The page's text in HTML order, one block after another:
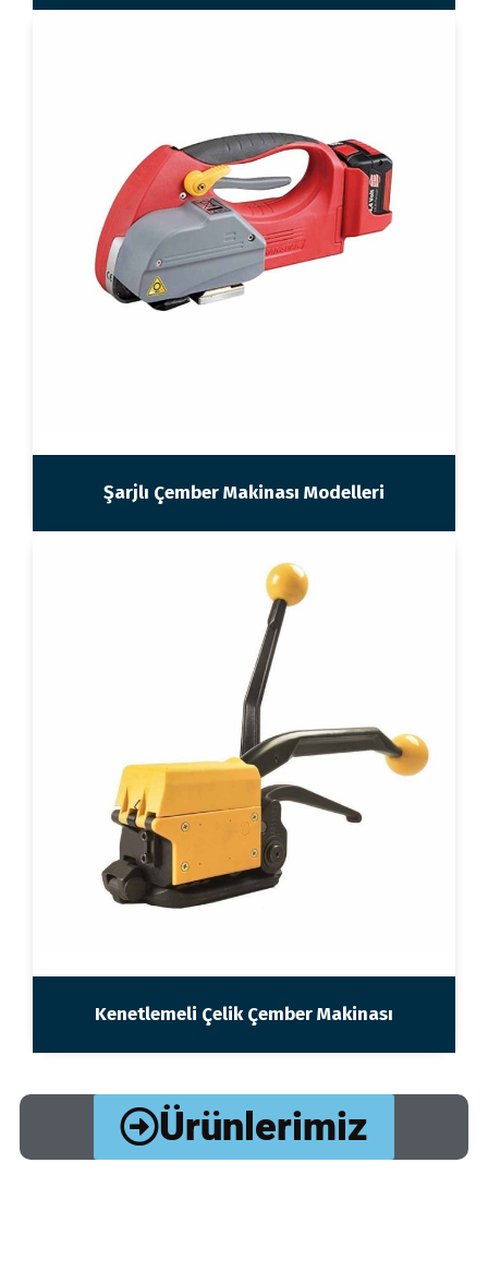
Şarjlı Çember Makinası Modelleri
Kenetlemeli Çelik Çember Makinası
Ürünlerimiz